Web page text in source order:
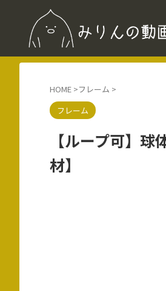
HOME >フレーム >
フレーム
【ループ可】
材】